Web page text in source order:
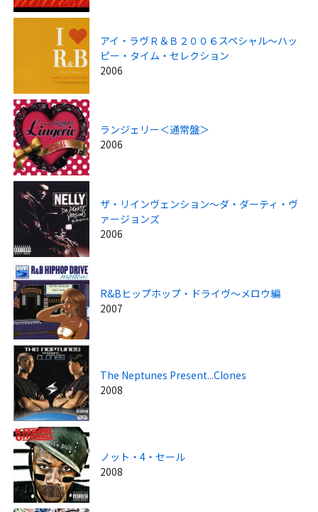
アイ・ラヴＲ＆Ｂ２００６スペシャル～ハッ
ピー・タイム・セレクション
2006
ランジェリー＜通常盤＞
2006
ザ・リインヴェンション～ダ・ダーティ・ヴ
ァージョンズ
2006
R&Bヒップホップ・ドライヴ～メロウ編
2007
The Neptunes Present...Clones
2008
ノット・4・セール
2008